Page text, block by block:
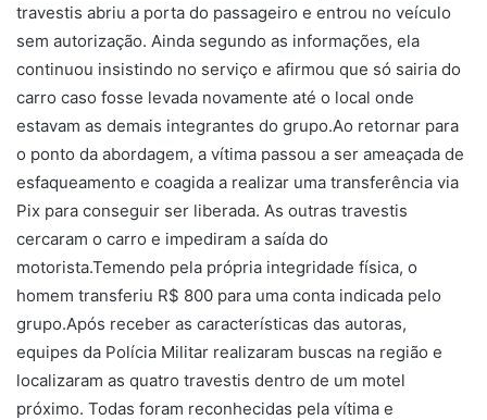
travestis abriu a porta do passageiro e entrou no veículo
sem autorização. Ainda segundo as informações, ela
continuou insistindo no serviço e afirmou que só sairia do
carro caso fosse levada novamente até o local onde
estavam as demais integrantes do grupo.Ao retornar para
o ponto da abordagem, a vítima passou a ser ameaçada de
esfaqueamento e coagida a realizar uma transferência via
Pix para conseguir ser liberada. As outras travestis
cercaram o carro e impediram a saída do
motorista.Temendo pela própria integridade física, o
homem transferiu R$ 800 para uma conta indicada pelo
grupo.Após receber as características das autoras,
equipes da Polícia Militar realizaram buscas na região e
localizaram as quatro travestis dentro de um motel
próximo. Todas foram reconhecidas pela vítima e